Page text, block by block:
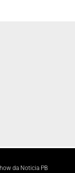
da Noticia PB